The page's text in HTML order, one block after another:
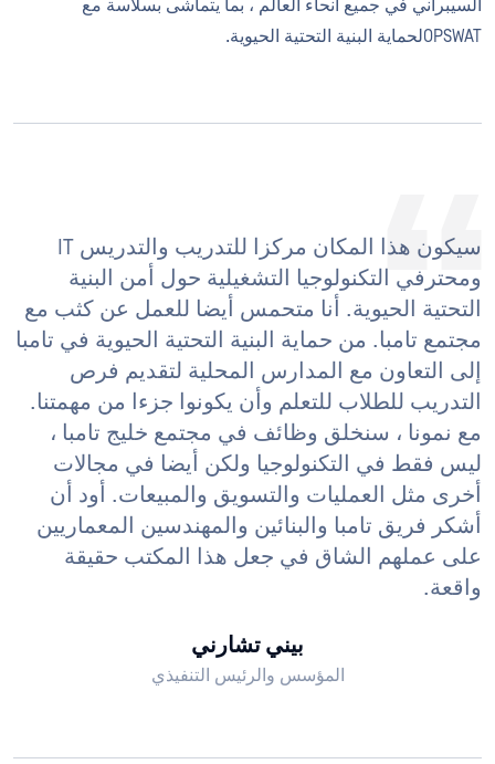
السيبراني في جميع أنحاء العالم ، بما يتماشى بسلاسة مع
OPSWATلحماية البنية التحتية الحيوية.
سيكون هذا المكان مركزا للتدريب والتدريس IT
ومحترفي التكنولوجيا التشغيلية حول أمن البنية
التحتية الحيوية. أنا متحمس أيضا للعمل عن كثب مع
مجتمع تامبا. من حماية البنية التحتية الحيوية في تامبا
إلى التعاون مع المدارس المحلية لتقديم فرص
التدريب للطلاب للتعلم وأن يكونوا جزءا من مهمتنا.
مع نمونا ، سنخلق وظائف في مجتمع خليج تامبا ،
ليس فقط في التكنولوجيا ولكن أيضا في مجالات
أخرى مثل العمليات والتسويق والمبيعات. أود أن
أشكر فريق تامبا والبنائين والمهندسين المعماريين
على عملهم الشاق في جعل هذا المكتب حقيقة
واقعة.
بيني تشارني
المؤسس والرئيس التنفيذي